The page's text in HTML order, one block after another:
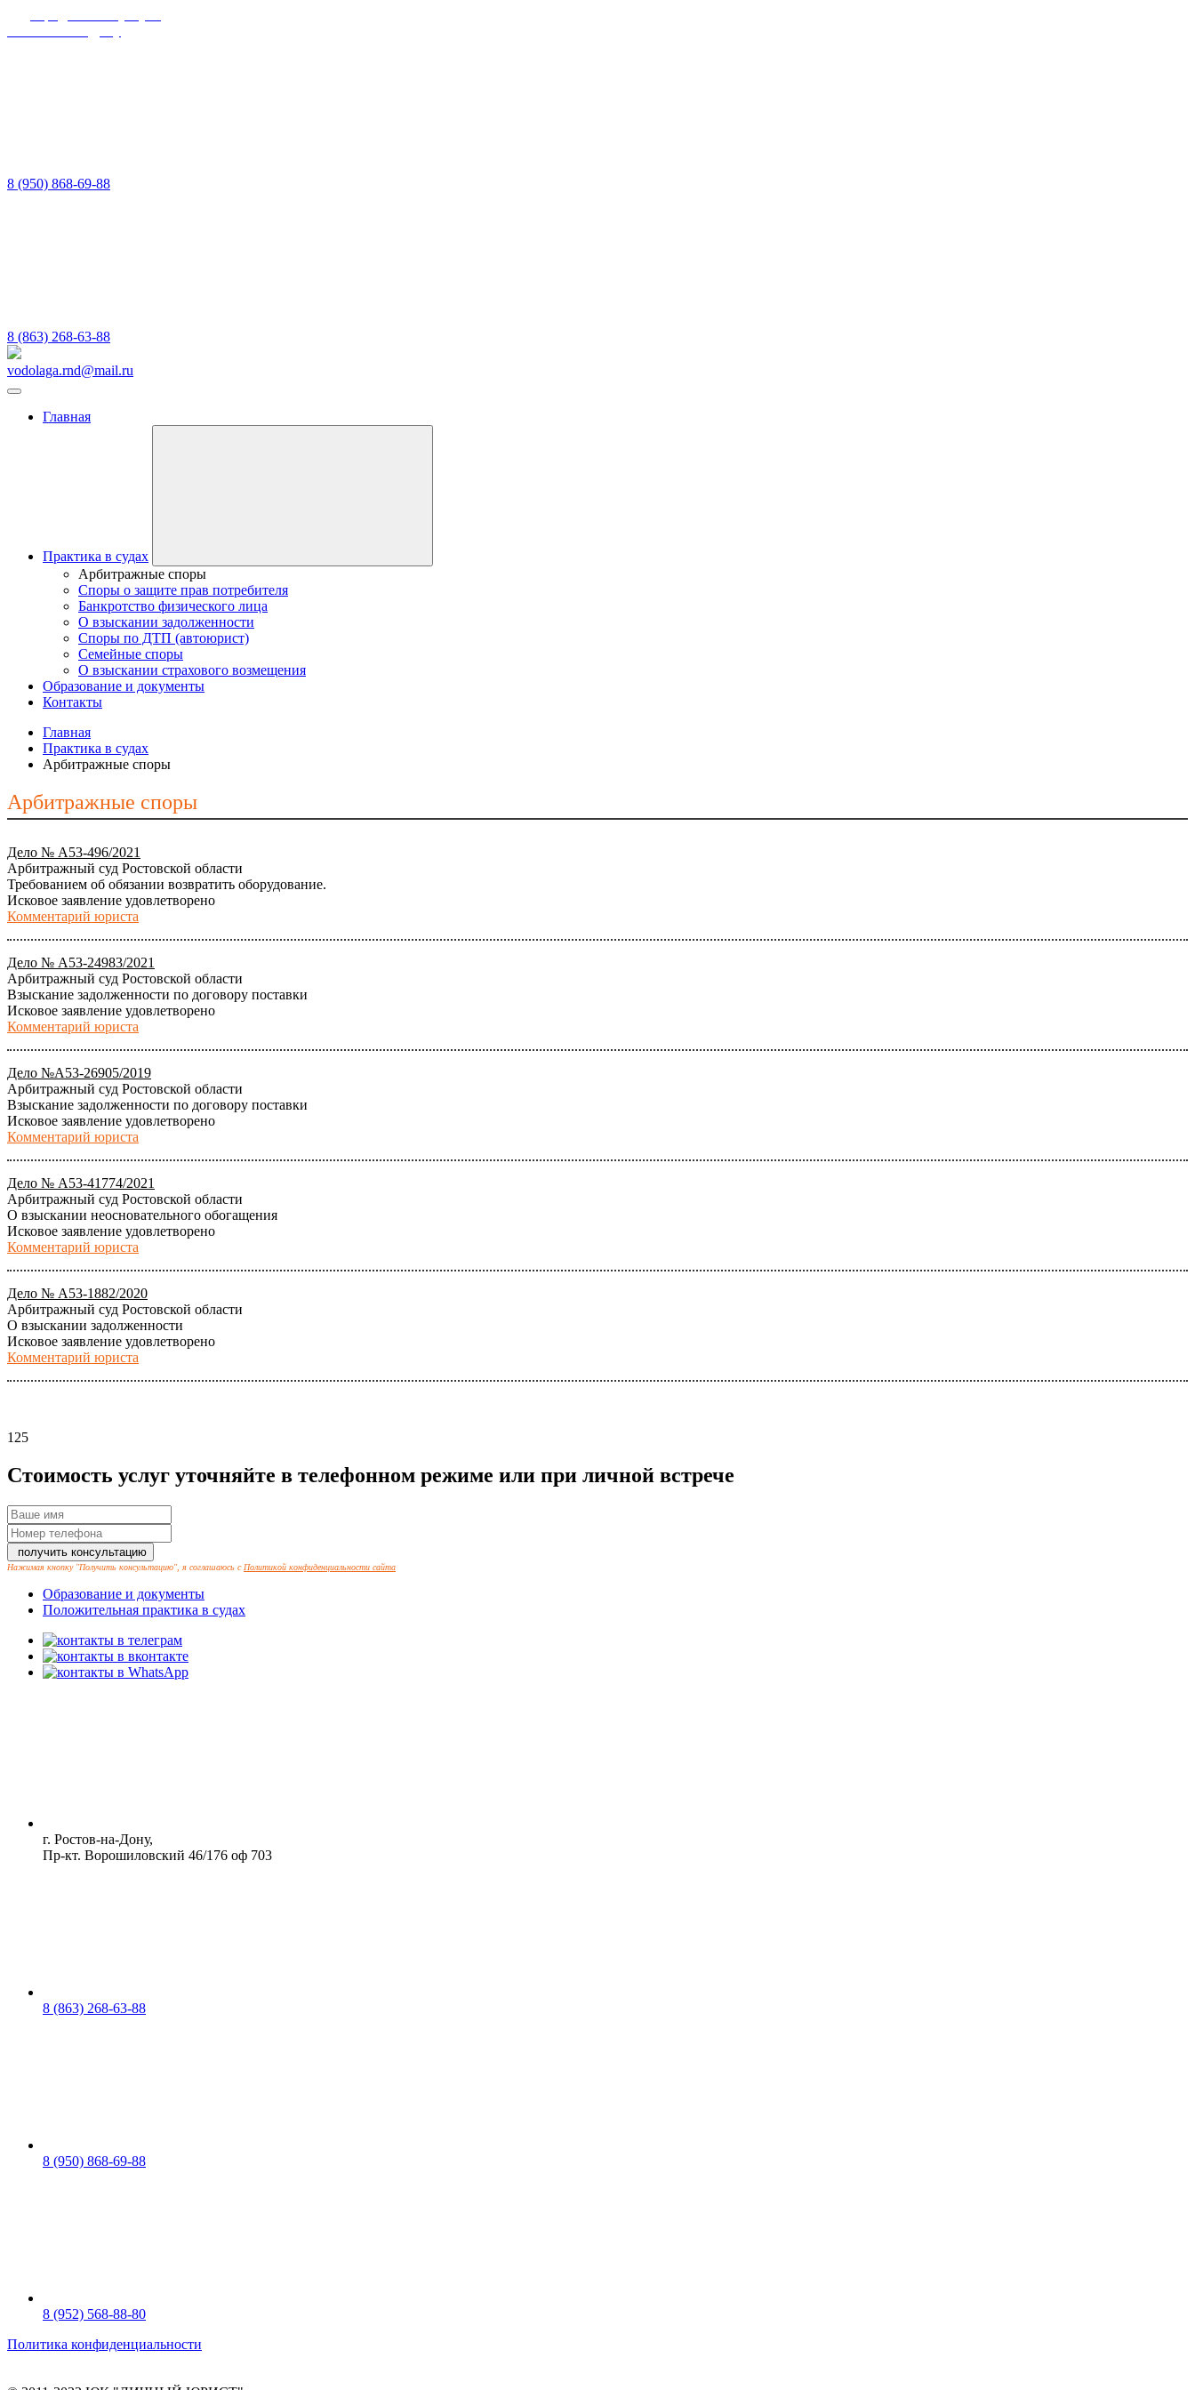
8 (950) 868-69-88
8 (863) 268-63-88
vodolaga.rnd@mail.ru
Главная
Практика в судах
Арбитражные споры
Споры о защите прав потребителя
Банкротство физического лица
О взыскании задолженности
Споры по ДТП (автоюрист)
Семейные споры
О взыскании страхового возмещения
Образование и документы
Контакты
Главная
Практика в судах
Арбитражные споры
Арбитражные споры
Дело № А53-496/2021
Арбитражный суд Ростовской области
Требованием об обязании возвратить оборудование.
Исковое заявление удовлетворено
Комментарий юриста
Дело № А53-24983/2021
Арбитражный суд Ростовской области
Взыскание задолженности по договору поставки
Исковое заявление удовлетворено
Комментарий юриста
Дело №А53-26905/2019
Арбитражный суд Ростовской области
Взыскание задолженности по договору поставки
Исковое заявление удовлетворено
Комментарий юриста
Дело № А53-41774/2021
Арбитражный суд Ростовской области
О взыскании неосновательного обогащения
Исковое заявление удовлетворено
Комментарий юриста
Дело № А53-1882/2020
Арбитражный суд Ростовской области
О взыскании задолженности
Исковое заявление удовлетворено
Комментарий юриста
125
Стоимость услуг уточняйте в телефонном режиме или при личной встрече
Нажимая кнопку "Получить консультацию", я соглашаюсь с Политикой конфиденциальности сайта
Образование и документы
Положительная практика в судах
г. Ростов-на-Дону,
Пр-кт. Ворошиловский 46/176 оф 703
8 (863) 268-63-88
8 (950) 868-69-88
8 (952) 568-88-80
Политика конфиденциальности